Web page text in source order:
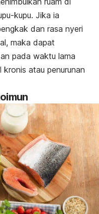
kupu. Jika ia
dan rasa nyeri
maka dapat
pada waktu lama
atau penurunan